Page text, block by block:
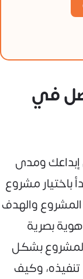
في
ومدى
باختيار مشروع
والهدف
هوية بصرية
بشكل
تنفيذه، وكيف